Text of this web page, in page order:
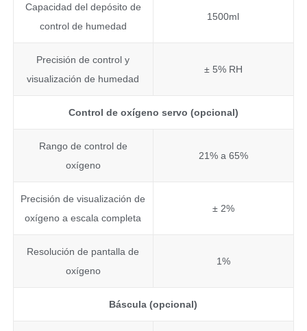
Capacidad del depósito de
control de humedad
1500ml
Precisión de control y
visualización de humedad
± 5% RH
Control de oxígeno servo (opcional)
Rango de control de
oxígeno
21% a 65%
Precisión de visualización de
oxígeno a escala completa
± 2%
Resolución de pantalla de
oxígeno
1%
Báscula (opcional)